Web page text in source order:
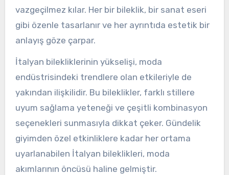
vazgeçilmez kılar. Her bir bileklik, bir sanat eseri
gibi özenle tasarlanır ve her ayrıntıda estetik bir
anlayış göze çarpar.
İtalyan bilekliklerinin yükselişi, moda
endüstrisindeki trendlere olan etkileriyle de
yakından ilişkilidir. Bu bileklikler, farklı stillere
uyum sağlama yeteneği ve çeşitli kombinasyon
seçenekleri sunmasıyla dikkat çeker. Gündelik
giyimden özel etkinliklere kadar her ortama
uyarlanabilen İtalyan bileklikleri, moda
akımlarının öncüsü haline gelmiştir.